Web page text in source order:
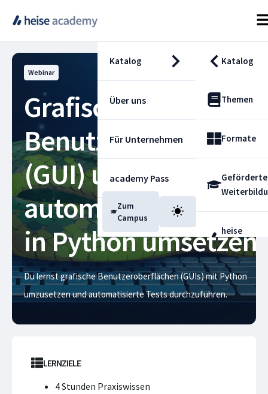
Katalog Katalog
Themen
Formate
Geförderte
heise
Über uns
Für Unternehmen
academy Pass
Blog
Zum
Campus
Webinar
Grafische
(GUI) und
automatisierte Tests
in Python umsetzen
Du lernst grafische Benutzeroberflächen (GUIs) mit Python
umzusetzen und automatisierte Tests durchzuführen.
LERNZIELE
4 Stunden Praxiswissen